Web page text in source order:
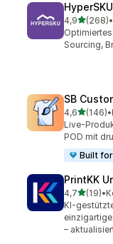
4,9von 5
(268)
268 •
Sourcing,
SB
4,6von 5
(146)
146 •
Live-
POD mit
Built
PrintKK
4,7von 5
(19)
19 •
KI-
–